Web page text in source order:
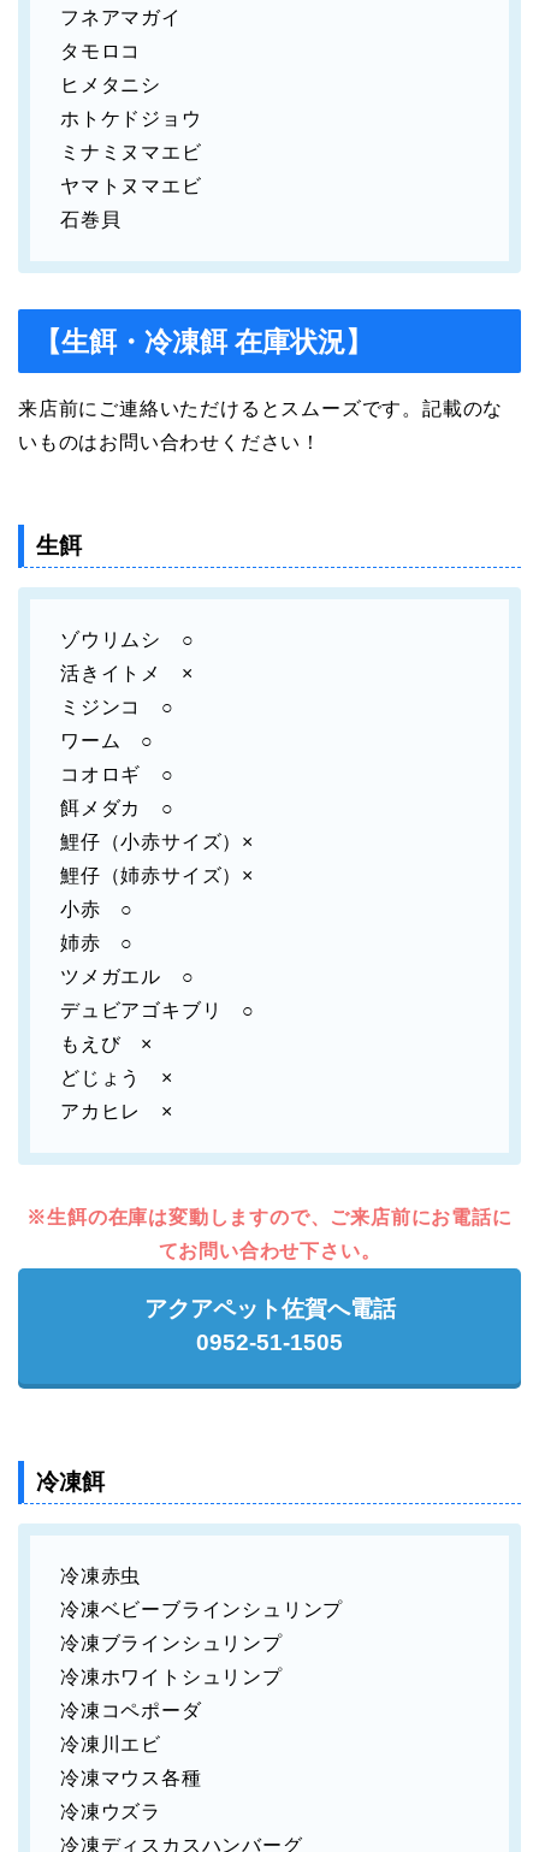
フネアマガイ
タモロコ
ヒメタニシ
ホトケドジョウ
ミナミヌマエビ
ヤマトヌマエビ
石巻貝
【生餌・冷凍餌 在庫状況】
来店前にご連絡いただけるとスムーズです。記載のな
いものはお問い合わせください！
生餌
ゾウリムシ ○
活きイトメ ×
ミジンコ ○
ワーム ○
コオロギ ○
餌メダカ ○
鯉仔（小赤サイズ）×
鯉仔（姉赤サイズ）×
小赤 ○
姉赤 ○
ツメガエル ○
デュビアゴキブリ ○
もえび ×
どじょう ×
アカヒレ ×
※生餌の在庫は変動しますので、ご来店前にお電話に
てお問い合わせ下さい。
アクアペット佐賀へ電話
0952-51-1505
冷凍餌
冷凍赤虫
冷凍ベビーブラインシュリンプ
冷凍ブラインシュリンプ
冷凍ホワイトシュリンプ
冷凍コペポーダ
冷凍川エビ
冷凍マウス各種
冷凍ウズラ
冷凍ディスカスハンバーグ